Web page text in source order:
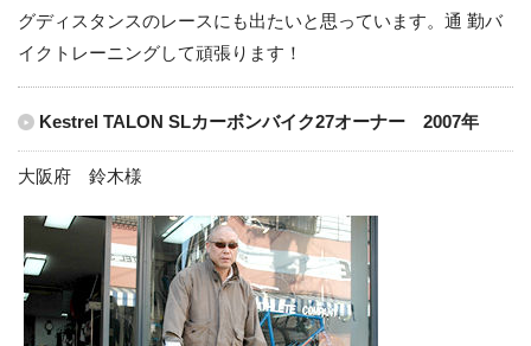
グディスタンスのレースにも出たいと思っています。通 勤バ
イクトレーニングして頑張ります！
Kestrel TALON SLカーボンバイク27オーナー 2007年
大阪府 鈴木様